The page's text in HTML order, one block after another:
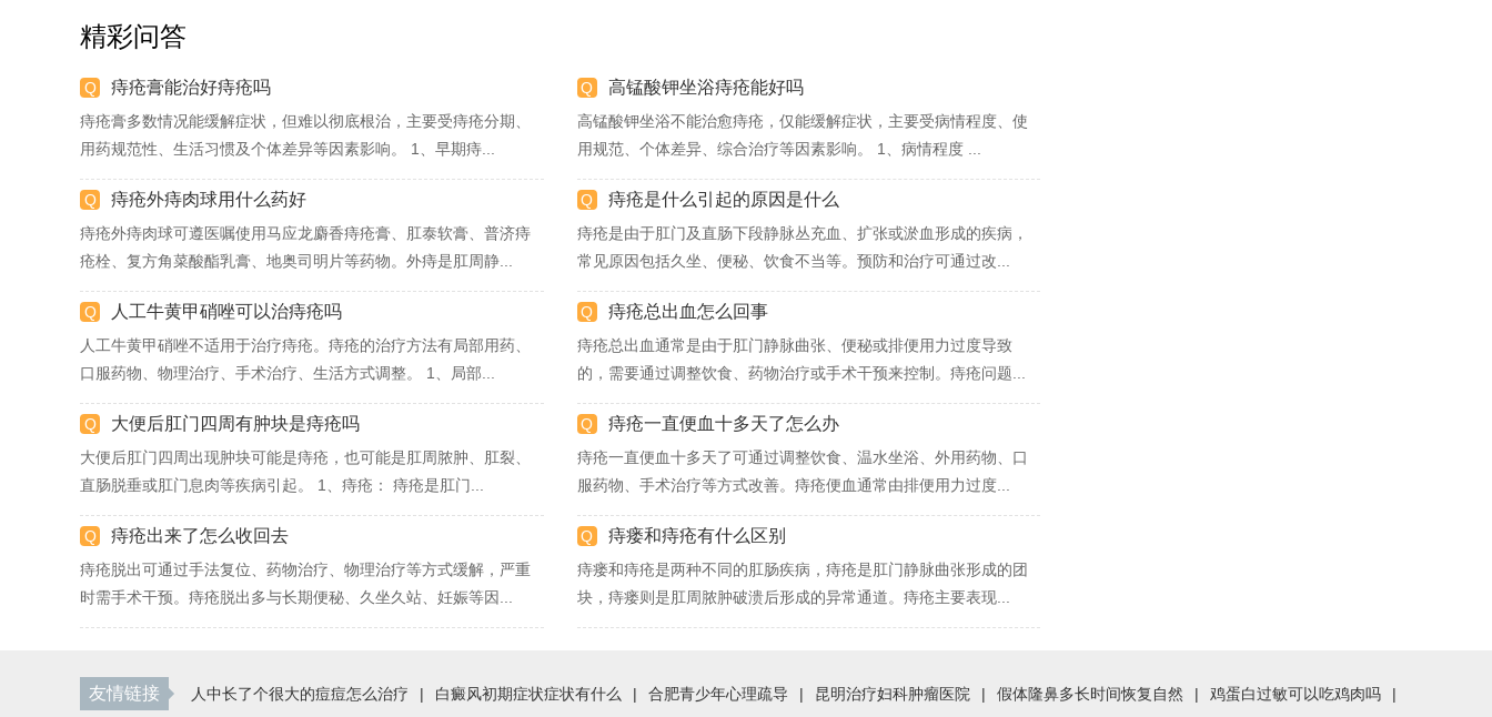
精彩问答
痔疮膏能治好痔疮吗
痔疮膏多数情况能缓解症状，但难以彻底根治，主要受痔疮分期、
用药规范性、生活习惯及个体差异等因素影响。 1、早期痔...
高锰酸钾坐浴痔疮能好吗
高锰酸钾坐浴不能治愈痔疮，仅能缓解症状，主要受病情程度、使
用规范、个体差异、综合治疗等因素影响。 1、病情程度 ...
痔疮外痔肉球用什么药好
痔疮外痔肉球可遵医嘱使用马应龙麝香痔疮膏、肛泰软膏、普济痔
疮栓、复方角菜酸酯乳膏、地奥司明片等药物。外痔是肛周静...
痔疮是什么引起的原因是什么
痔疮是由于肛门及直肠下段静脉丛充血、扩张或淤血形成的疾病，
常见原因包括久坐、便秘、饮食不当等。预防和治疗可通过改...
人工牛黄甲硝唑可以治痔疮吗
人工牛黄甲硝唑不适用于治疗痔疮。痔疮的治疗方法有局部用药、
口服药物、物理治疗、手术治疗、生活方式调整。 1、局部...
痔疮总出血怎么回事
痔疮总出血通常是由于肛门静脉曲张、便秘或排便用力过度导致
的，需要通过调整饮食、药物治疗或手术干预来控制。痔疮问题...
大便后肛门四周有肿块是痔疮吗
大便后肛门四周出现肿块可能是痔疮，也可能是肛周脓肿、肛裂、
直肠脱垂或肛门息肉等疾病引起。 1、痔疮： 痔疮是肛门...
痔疮一直便血十多天了怎么办
痔疮一直便血十多天了可通过调整饮食、温水坐浴、外用药物、口
服药物、手术治疗等方式改善。痔疮便血通常由排便用力过度...
痔疮出来了怎么收回去
痔疮脱出可通过手法复位、药物治疗、物理治疗等方式缓解，严重
时需手术干预。痔疮脱出多与长期便秘、久坐久站、妊娠等因...
痔瘘和痔疮有什么区别
痔瘘和痔疮是两种不同的肛肠疾病，痔疮是肛门静脉曲张形成的团
块，痔瘘则是肛周脓肿破溃后形成的异常通道。痔疮主要表现...
友情链接 人中长了个很大的痘痘怎么治疗 | 白癜风初期症状症状有什么 | 合肥青少年心理疏导 | 昆明治疗妇科肿瘤医院 | 假体隆鼻多长时间恢复自然 | 鸡蛋白过敏可以吃鸡肉吗 |